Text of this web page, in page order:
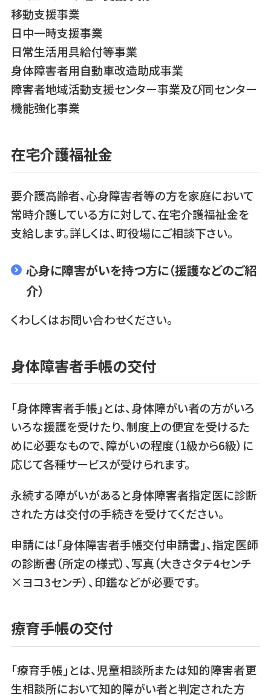
移動支援事業
日中一時支援事業
日常生活用具給付等事業
身体障害者用自動車改造助成事業
障害者地域活動支援センター事業及び同センター
機能強化事業
在宅介護福祉金
要介護高齢者、心身障害者等の方を家庭において
常時介護している方に対して、在宅介護福祉金を
支給します。詳しくは、町役場にご相談下さい。
心身に障害がいを持つ方に（援護などのご紹
介）
くわしくはお問い合わせください。
身体障害者手帳の交付
「身体障害者手帳」とは、身体障がい者の方がいろ
いろな援護を受けたり、制度上の便宜を受けるた
めに必要なもので、障がいの程度（1級から6級）に
応じて各種サービスが受けられます。
永続する障がいがあると身体障害者指定医に診断
された方は交付の手続きを受けてください。
申請には「身体障害者手帳交付申請書」、指定医師
の診断書（所定の様式）、写真（大きさタテ4センチ
×ヨコ3センチ）、印鑑などが必要です。
療育手帳の交付
「療育手帳」とは、児童相談所または知的障害者更
生相談所において知的障がい者と判定された方